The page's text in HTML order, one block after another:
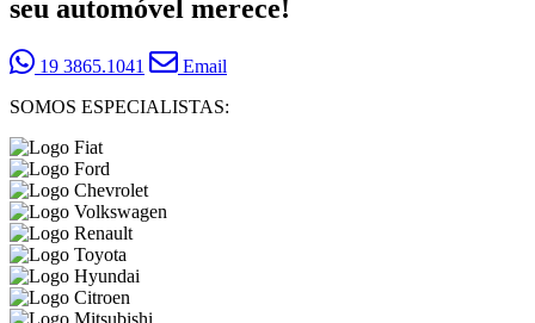
seu automóvel merece!
19 3865.1041
Email
SOMOS ESPECIALISTAS: